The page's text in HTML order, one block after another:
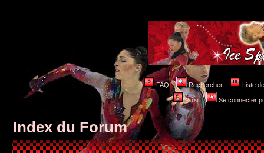
FAQ Rechercher Liste
Profil Se connecter
Index du Forum